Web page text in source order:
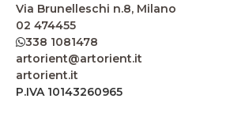
Via Brunelleschi n.8, Milano
02 474455
338 1081478
artorient@artorient.it
artorient.it
P.IVA 10143260965